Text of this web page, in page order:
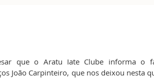
que o Aratu Iate Clube informa o
João Carpinteiro, que nos deixou nesta